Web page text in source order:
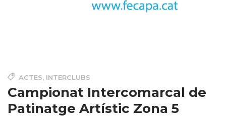
ACTES, INTERCLUBS
Campionat Intercomarcal de
Patinatge Artístic Zona 5